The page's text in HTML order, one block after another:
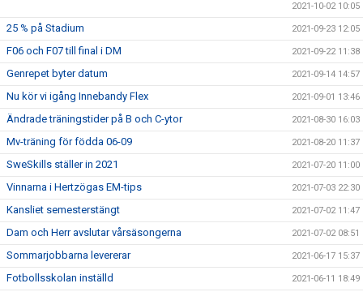
2021-10-02 10:05
25 % på Stadium 2021-09-23 12:05
F06 och F07 till final i DM 2021-09-22 11:38
Genrepet byter datum 2021-09-14 14:57
Nu kör vi igång Innebandy Flex 2021-09-01 13:46
Ändrade träningstider på B och C-ytor 2021-08-30 16:03
Mv-träning för födda 06-09 2021-08-20 11:37
SweSkills ställer in 2021 2021-07-20 11:00
Vinnarna i Hertzögas EM-tips 2021-07-03 22:30
Kansliet semesterstängt 2021-07-02 11:47
Dam och Herr avslutar vårsäsongerna 2021-07-02 08:51
Sommarjobbarna levererar 2021-06-17 15:37
Fotbollsskolan inställd 2021-06-11 18:49